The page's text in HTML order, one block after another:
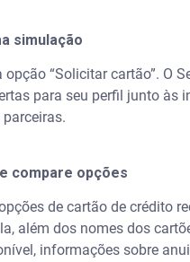
simulação
opção “Solicitar cartão”. O
para seu perfil junto às
compare opções
de cartão de crédito
além dos nomes dos
informações sobre